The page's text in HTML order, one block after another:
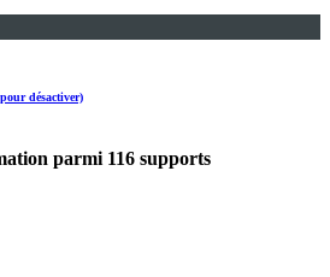
désactiver)
parmi 116 supports